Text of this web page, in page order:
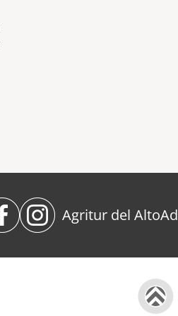
Agritur del